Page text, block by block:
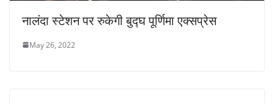
नालंदा स्टेशन पर रुकेगी बुद्घ पूर्णिमा एक्सप्रेस
May 26, 2022